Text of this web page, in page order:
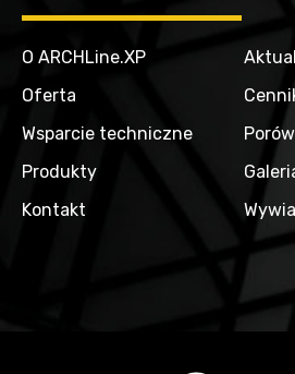
O ARCHLine.XP
Oferta
Wsparcie techniczne
Produkty
Kontakt